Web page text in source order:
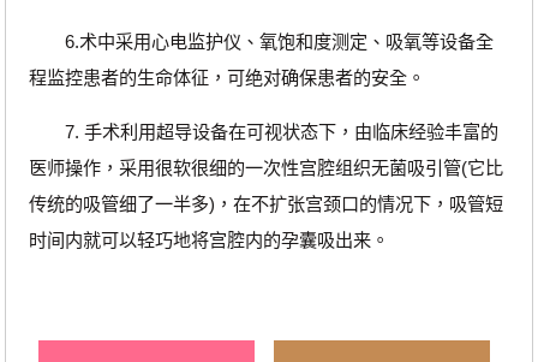
6.术中采用心电监护仪、氧饱和度测定、吸氧等设备全
程监控患者的生命体征，可绝对确保患者的安全。
7. 手术利用超导设备在可视状态下，由临床经验丰富的
医师操作，采用很软很细的一次性宫腔组织无菌吸引管(它比
传统的吸管细了一半多)，在不扩张宫颈口的情况下，吸管短
时间内就可以轻巧地将宫腔内的孕囊吸出来。